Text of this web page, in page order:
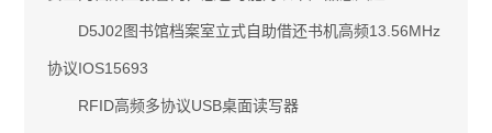
D5J02图书馆档案室立式自助借还书机高频13.56MHz
协议IOS15693
RFID高频多协议USB桌面读写器